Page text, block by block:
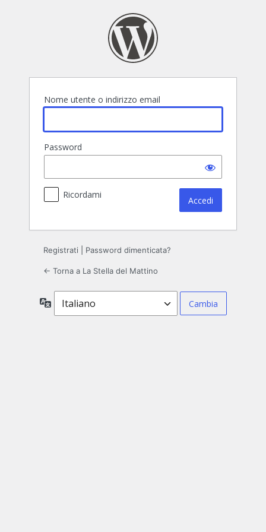
Nome utente o indirizzo email
Password
Ricordami
Registrati Password dimenticata?
← Torna a La Stella del Mattino
Lingua